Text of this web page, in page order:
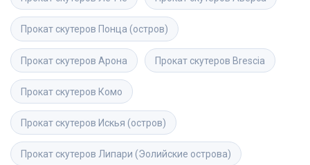
Прокат скутеров Понца (остров)
Прокат скутеров Арона Прокат скутеров Brescia
Прокат скутеров Комо
Прокат скутеров Искья (остров)
Прокат скутеров Липари (Эолийские острова)